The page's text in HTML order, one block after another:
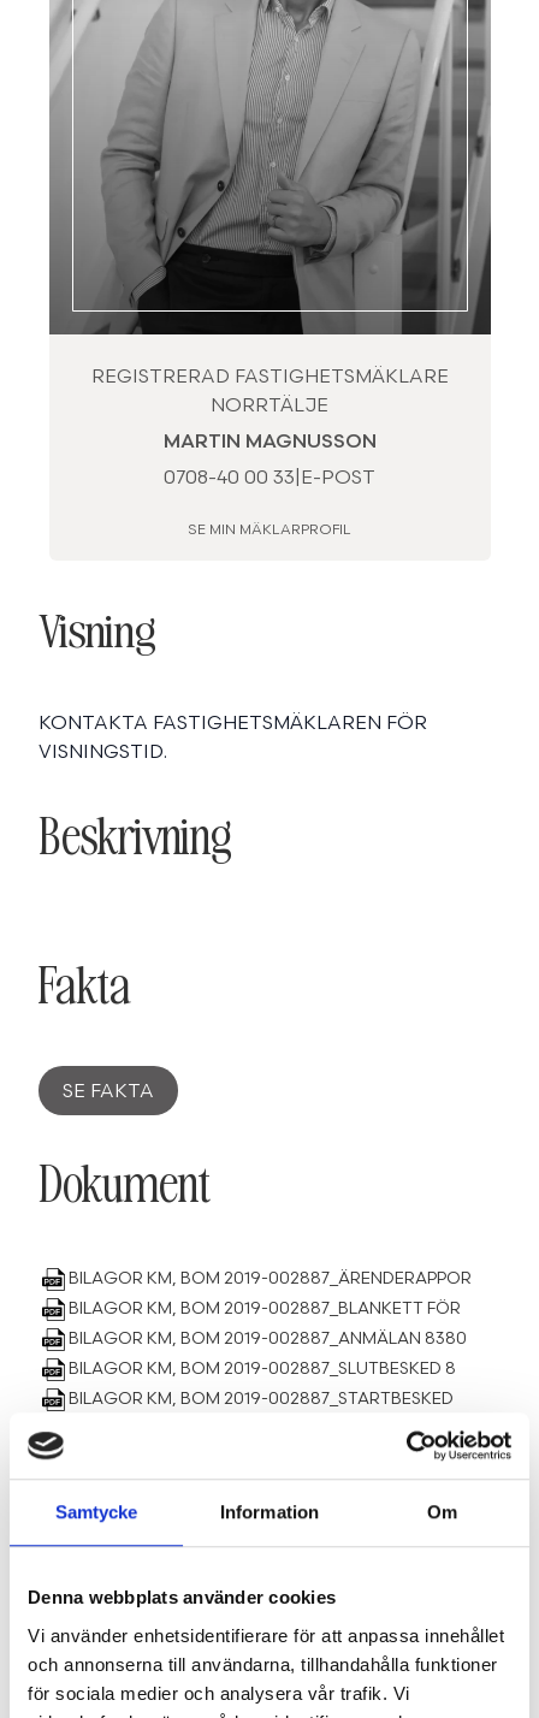
Samtycke Information Om
Denna webbplats använder cookies
Vi använder enhetsidentifierare för att anpassa innehållet
och annonserna till användarna, tillhandahålla funktioner
för sociala medier och analysera vår trafik. Vi
REGISTRERAD FASTIGHETSMÄKLARE
NORRTÄLJE
MARTIN MAGNUSSON
0708-40 00 33 E-POST
SE MIN MÄKLARPROFIL
Visning
KONTAKTA FASTIGHETSMÄKLAREN FÖR
VISNINGSTID.
Beskrivning
Fakta
SE FAKTA
Dokument
BILAGOR KM, BOM 2019-002887_ÄRENDERAPPOR
BILAGOR KM, BOM 2019-002887_BLANKETT FÖR
BILAGOR KM, BOM 2019-002887_ANMÄLAN 8380
BILAGOR KM, BOM 2019-002887_SLUTBESKED 8
BILAGOR KM, BOM 2019-002887_STARTBESKED
BILAGOR KM, BOM 2019-002887_SITUATIONSPL
BILAGOR KM, BOM 2019-002887_PLANRITNINGA
BILAGOR KM, BOM 2019-002887_FASADRITNING
BILAGOR KM, BOM 2019-002887_SEKTIONSRITN
BILAGOR KM, BOM 2019-002887_FASADRITNING
BILAGOR KOMMUNEN
BILAGOR KOMMUNEN, HARG 25.67AVLOPP
BILAGOR KOMMUNEN, HARG TILLSTÅND